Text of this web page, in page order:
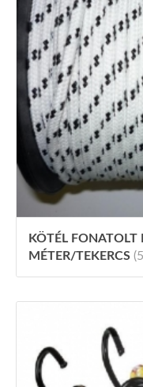
KÖTÉL
MÉTER/TEKERCS